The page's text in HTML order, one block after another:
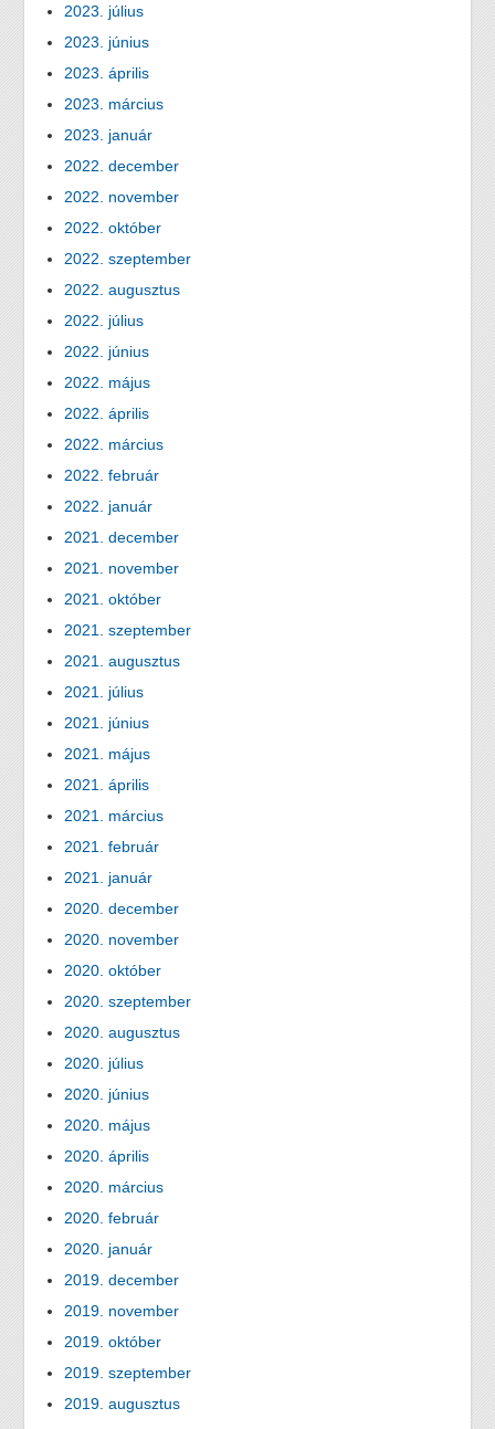
2023. július
2023. június
2023. április
2023. március
2023. január
2022. december
2022. november
2022. október
2022. szeptember
2022. augusztus
2022. július
2022. június
2022. május
2022. április
2022. március
2022. február
2022. január
2021. december
2021. november
2021. október
2021. szeptember
2021. augusztus
2021. július
2021. június
2021. május
2021. április
2021. március
2021. február
2021. január
2020. december
2020. november
2020. október
2020. szeptember
2020. augusztus
2020. július
2020. június
2020. május
2020. április
2020. március
2020. február
2020. január
2019. december
2019. november
2019. október
2019. szeptember
2019. augusztus